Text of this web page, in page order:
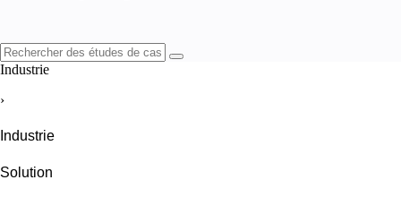
Industrie
›
Industrie
Solution